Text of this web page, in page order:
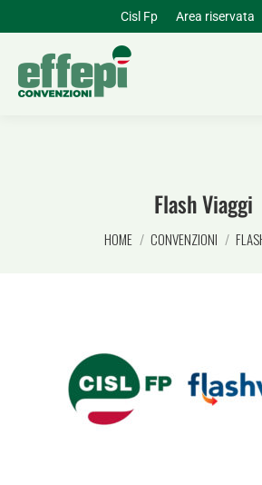
Cisl Fp Area riservata
Flash Viaggi
Tu sei qui:
HOME CONVENZIONI